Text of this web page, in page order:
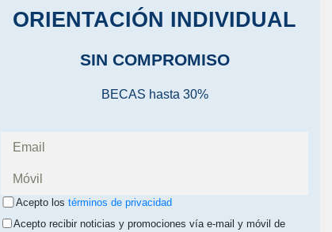
ORIENTACIÓN INDIVIDUAL
SIN COMPROMISO
BECAS hasta 30%
Acepto los términos de privacidad
Acepto recibir noticias y promociones vía e-mail y móvil de